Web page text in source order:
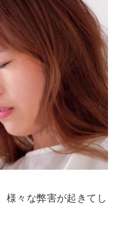
様々な弊害が起きてし